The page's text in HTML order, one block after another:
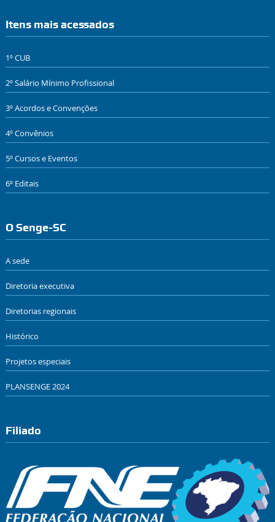
Itens mais acessados
1º CUB
2º Salário Mínimo Profissional
3º Acordos e Convenções
4º Convênios
5º Cursos e Eventos
6º Editais
O Senge-SC
A sede
Diretoria executiva
Diretorias regionais
Histórico
Projetos especiais
PLANSENGE 2024
Filiado